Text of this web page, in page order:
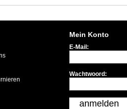
Mein Konto
E-Mail:
Wachtwoord:
anmelden